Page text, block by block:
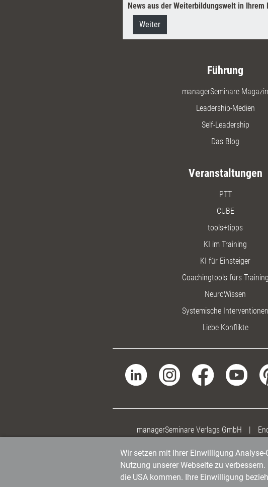
News aus der Weiterbildungswelt in
Weiter
Führung
managerSeminare Magazin
Leadership-Medien
Self-Leadership
Das Blog
Veranstaltungen
PTT
CUBE
tools+tipps
KI im Training
KI für Einsteiger
Coachingtools fürs Training
NeuroWissen
Systemische Interventionen
Liebe Konflikte
managerSeminare Verlags GmbH |
Wir setzen mit Ihrer Einwilligung
Nutzung unserer Webseite zu
die USA kommen. Ihre Einwilligung